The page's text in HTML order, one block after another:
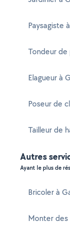
Paysagiste
Tondeur de
Elagueur à
Poseur de
Tailleur de
Autres
Ayant le plus de
Bricoler à
Monter des